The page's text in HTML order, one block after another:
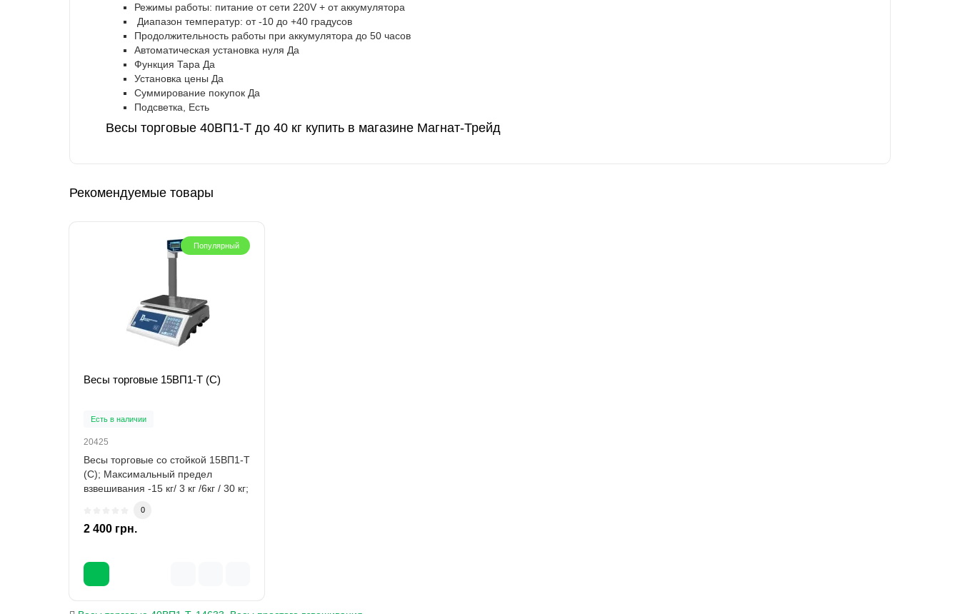
Режимы работы: питание от сети 220V + от аккумулятора
Диапазон температур: от -10 до +40 градусов
Продолжительность работы при аккумулятора до 50 часов
Автоматическая установка нуля Да
Функция Тара Да
Установка цены Да
Суммирование покупок Да
Подсветка, Есть
Весы торговые 40ВП1-Т до 40 кг купить в магазине Магнат-Трейд
Рекомендуемые товары
Популярный
Весы торговые 15ВП1-Т (С)
Есть в наличии
20425
Весы торговые со стойкой 15ВП1-Т
(С); Максимальный предел
взвешивания -15 кг/ 3 кг /6кг / 30 кг;
0
2 400 грн.